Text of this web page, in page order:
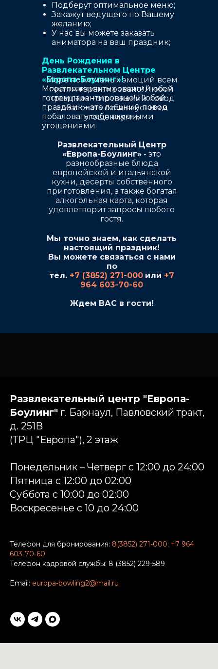
Подберут оптимальное меню;
Закажут ведущего по Вашему
желанию;
У нас вы можете заказать
аниматора на ваш праздник;
День Рождения в
Развлекательном Центре
«Европа-Боулинг»!
Море позитивных эмоций всем
гостям гарантировано! Любой
праздник – это лишний повод
побаловать себя вкусными
угощениями.
Море позитивных эмоций всем
гостям гарантировано! Любой
праздник – это лишний повод
побаловать себя вкусными
угощениями.
Развлекательный Центр
«Европа-Боулинг» - это
разнообразные блюда
европейской и итальянской
кухни, десерты собственного
приготовления, а также богатая
алкогольная карта, которая
удовлетворит запросы любого
гостя.
Мы точно знаем, как сделать
настоящий праздник!
Вы можете связаться с нами
по
тел. +7 (3852) 271-000 или +7
964 603-70-60
Ждем ВАС в гости!
Развлекательный центр "Европа-
Боулинг" г. Барнаул, Павловский тракт,
д. 251В
(ТРЦ "Европа"), 2 этаж
Понедельник – Четверг с 12:00 до 24:00
Пятница с 12:00 до 02:00
Суббота c 10:00 до 02:00
Воскресенье с 10 до 24:00
Телефон для бронирования: 8(3852) 271-000; +7 964
603-70-60
Телефон кадровой службы: 8 (3852) 229-589
Email: europa-bowling2@mail.ru